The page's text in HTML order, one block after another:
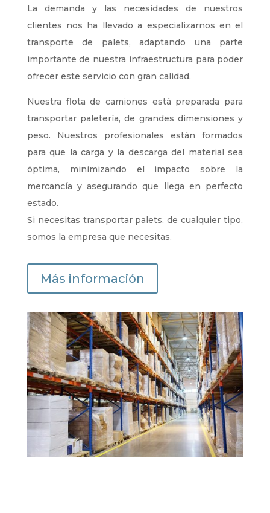
La demanda y las necesidades de nuestros
clientes nos ha llevado a especializarnos en el
transporte de palets, adaptando una parte
importante de nuestra infraestructura para poder
ofrecer este servicio con gran calidad.
Nuestra flota de camiones está preparada para
transportar paletería, de grandes dimensiones y
peso. Nuestros profesionales están formados
para que la carga y la descarga del material sea
óptima, minimizando el impacto sobre la
mercancía y asegurando que llega en perfecto
estado.
Si necesitas transportar palets, de cualquier tipo,
somos la empresa que necesitas.
Más información